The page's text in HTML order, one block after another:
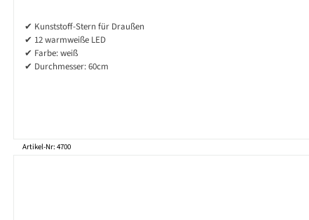
✔ Kunststoff-Stern für Draußen
✔ 12 warmweiße LED
✔ Farbe: weiß
✔ Durchmesser: 60cm
Artikel-Nr: 4700